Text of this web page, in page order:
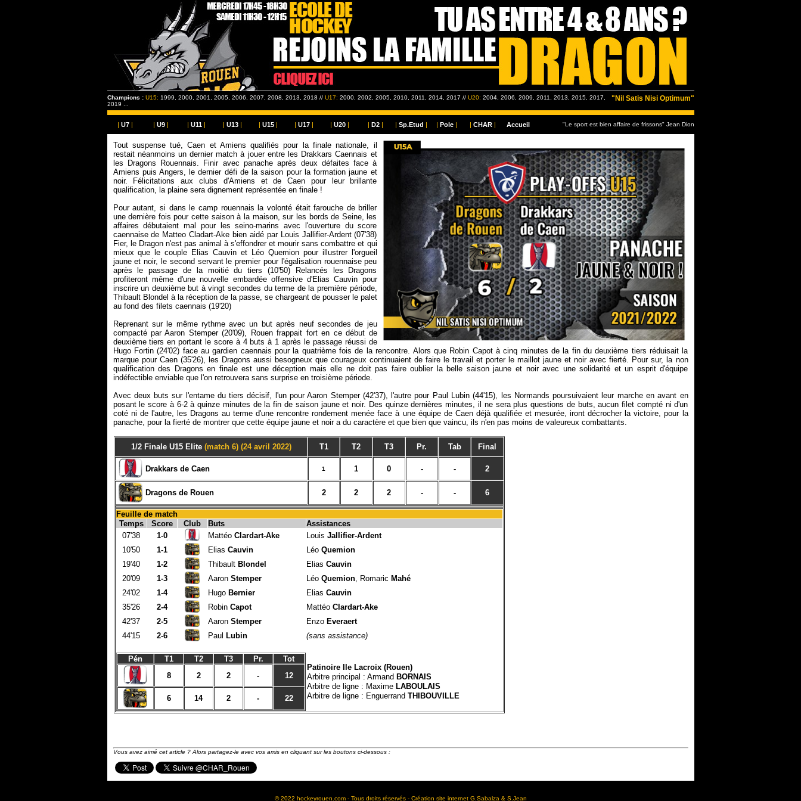
"Nil Satis Nisi Optimum"
Champions : U15: 1999, 2000, 2001, 2005, 2006, 2007, 2008, 2013, 2018 // U17: 2000, 2002, 2005, 2010, 2011, 2014, 2017 // U20: 2004, 2006, 2009, 2011, 2013, 2015, 2017,
2019 ...
"Le sport est bien affaire de frissons" Jean Dion
| U7| | U9| | U11 | | U13| | U15| | U17| | U20| | D2| | Sp.Etud | | Pole | | CHAR| Accueil
Tout suspense tué, Caen et Amiens qualifiés pour la finale nationale, il
restait néanmoins un dernier match à jouer entre les Drakkars Caennais et
les Dragons Rouennais. Finir avec panache après deux défaites face à
Amiens puis Angers, le dernier défi de la saison pour la formation jaune et
noir. Félicitations aux clubs d'Amiens et de Caen pour leur brillante
qualification, la plaine sera dignement représentée en finale !
Pour autant, si dans le camp rouennais la volonté était farouche de briller
une dernière fois pour cette saison à la maison, sur les bords de Seine, les
affaires débutaient mal pour les seino-marins avec l'ouverture du score
caennaise de Matteo Cladart-Ake bien aidé par Louis Jallifier-Ardent (07'38)
Fier, le Dragon n'est pas animal à s'effondrer et mourir sans combattre et qui
mieux que le couple Elias Cauvin et Léo Quemion pour illustrer l'orgueil
jaune et noir, le second servant le premier pour l'égalisation rouennaise peu
après le passage de la moitié du tiers (10'50) Relancés les Dragons
profiteront même d'une nouvelle embardée offensive d'Elias Cauvin pour
inscrire un deuxième but à vingt secondes du terme de la première période,
Thibault Blondel à la réception de la passe, se chargeant de pousser le palet
au fond des filets caennais (19'20)
Reprenant sur le même rythme avec un but après neuf secondes de jeu
compacté par Aaron Stemper (20'09), Rouen frappait fort en ce début de
deuxième tiers en portant le score à 4 buts à 1 après le passage réussi de
Hugo Fortin (24'02) face au gardien caennais pour la quatrième fois de la rencontre. Alors que Robin Capot à cinq minutes de la fin du deuxième tiers réduisait la
marque pour Caen (35'26), les Dragons aussi besogneux que courageux continuaient de faire le travail et porter le maillot jaune et noir avec fierté. Pour sur, la non
qualification des Dragons en finale est une déception mais elle ne doit pas faire oublier la belle saison jaune et noir avec une solidarité et un esprit d'équipe
indéfectible enviable que l'on retrouvera sans surprise en troisième période.
Avec deux buts sur l'entame du tiers décisif, l'un pour Aaron Stemper (42'37), l'autre pour Paul Lubin (44'15), les Normands poursuivaient leur marche en avant en
posant le score à 6-2 à quinze minutes de la fin de saison jaune et noir. Des quinze dernières minutes, il ne sera plus questions de buts, aucun filet compté ni d'un
coté ni de l'autre, les Dragons au terme d'une rencontre rondement menée face à une équipe de Caen déjà qualifiée et mesurée, iront décrocher la victoire, pour la
panache, pour la fierté de montrer que cette équipe jaune et noir a du caractère et que bien que vaincu, ils n'en pas moins de valeureux combattants.
1/2 Finale U15 Elite(match 6) (24 avril 2022) T1 T2 T3 Pr. Tab Final
Drakkars de Caen 1 1 0 - - 2
Dragons de Rouen 2 2 2 - - 6
Feuille de match
Temps
Score Club Buts
Assistances
07'38
1-0 MattéoClardart-Ake Louis Jallifier-Ardent
10'50
1-1 Elias Cauvin Léo Quemion
19'40
1-2 Thibault Blondel Elias Cauvin
20'09
1-3 Aaron Stemper Léo Quemion, Romaric Mahé
24'02
1-4 Hugo Bernier Elias Cauvin
35'26
2-4 Robin Capot MattéoClardart-Ake
42'37
2-5 Aaron Stemper Enzo Everaert
44'15
2-6 Paul Lubin (sans assistance)
Pén T1 T2 T3 Pr.
Tot
8
2 2 - 12
6 14 2 - 22
Patinoire Ile Lacroix (Rouen)
Arbitre principal : Armand BORNAIS
Arbitre de ligne : MaximeLABOULAIS
Arbitre de ligne : Enguerrand THIBOUVILLE
Vous avez aimé cet article ? Alors partagez-le avec vos amis en cliquant sur les boutons ci-dessous :
© 2022 hockeyrouen.com - Tous droits réservés - Création site internet G.Sabalza & S.Jean